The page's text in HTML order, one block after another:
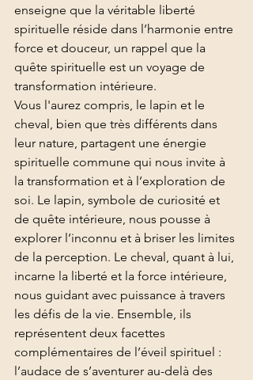
enseigne que la véritable liberté
spirituelle réside dans l’harmonie entre
force et douceur, un rappel que la
quête spirituelle est un voyage de
transformation intérieure.
Vous l'aurez compris, le lapin et le
cheval, bien que très différents dans
leur nature, partagent une énergie
spirituelle commune qui nous invite à
la transformation et à l’exploration de
soi. Le lapin, symbole de curiosité et
de quête intérieure, nous pousse à
explorer l’inconnu et à briser les limites
de la perception. Le cheval, quant à lui,
incarne la liberté et la force intérieure,
nous guidant avec puissance à travers
les défis de la vie. Ensemble, ils
représentent deux facettes
complémentaires de l’éveil spirituel :
l’audace de s’aventurer au-delà des